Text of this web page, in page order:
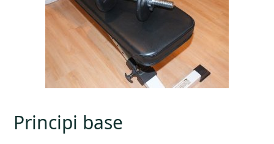
Principi base